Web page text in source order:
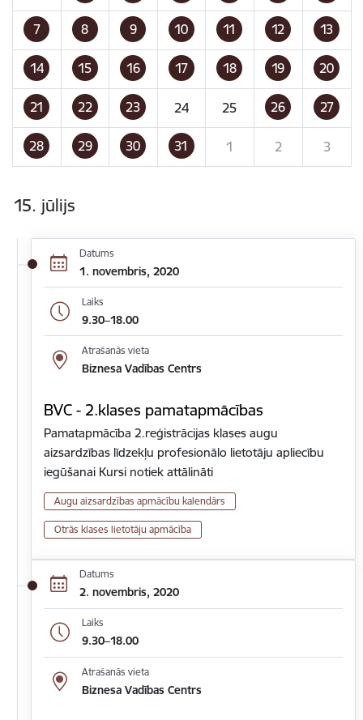
7 8 9 10 11 12 13
14 15 16 17 18 19 20
21 22 23 24 25 26 27
28 29 30 31 1 2 3
15. jūlijs
Datums
1. novembris, 2020
Laiks
9.30–18.00
Atrašanās vieta
Biznesa Vadības Centrs
BVC - 2.klases pamatapmācības
Pamatapmācība 2.reģistrācijas klases augu
aizsardzības līdzekļu profesionālo lietotāju apliecību
iegūšanai Kursi notiek attālināti
Augu aizsardzības apmācību kalendārs
Otrās klases lietotāju apmācība
Datums
2. novembris, 2020
Laiks
9.30–18.00
Atrašanās vieta
Biznesa Vadības Centrs